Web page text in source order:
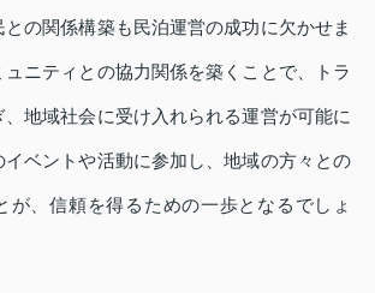
との関係構築も民泊運営の成功に欠かせま
ニティとの協力関係を築くことで、トラ
地域社会に受け入れられる運営が可能に
イベントや活動に参加し、地域の方々との
が、信頼を得るための一歩となるでしょ